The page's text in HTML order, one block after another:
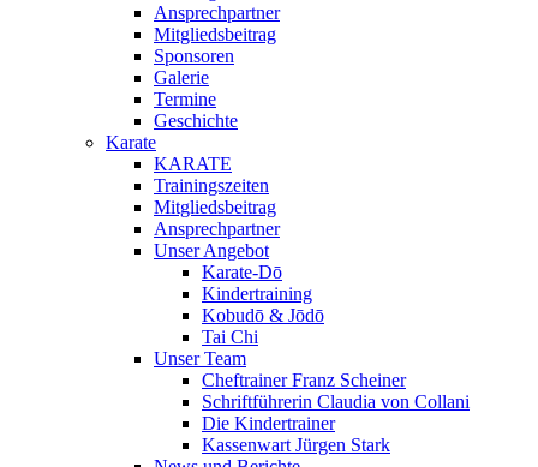
Ansprechpartner
Mitgliedsbeitrag
Sponsoren
Galerie
Termine
Geschichte
Karate
KARATE
Trainingszeiten
Mitgliedsbeitrag
Ansprechpartner
Unser Angebot
Karate-Dō
Kindertraining
Kobudō & Jōdō
Tai Chi
Unser Team
Cheftrainer Franz Scheiner
Schriftführerin Claudia von Collani
Die Kindertrainer
Kassenwart Jürgen Stark